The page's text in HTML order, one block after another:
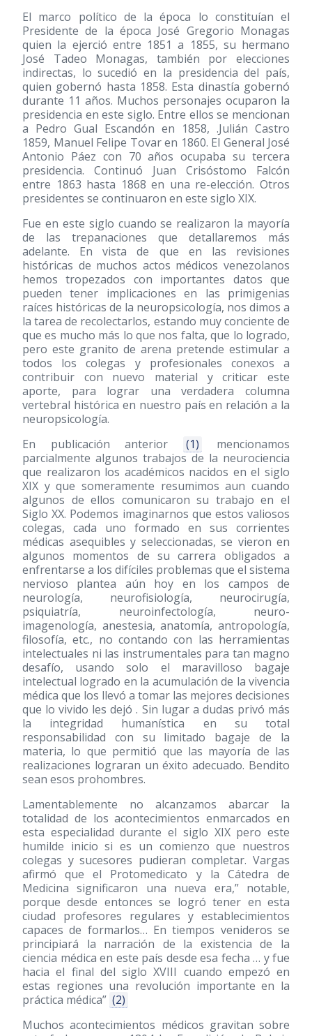
El marco político de la época lo constituían el
Presidente de la época José Gregorio Monagas
quien la ejerció entre 1851 a 1855, su hermano
José Tadeo Monagas, también por elecciones
indirectas, lo sucedió en la presidencia del país,
quien gobernó hasta 1858. Esta dinastía gobernó
durante 11 años. Muchos personajes ocuparon la
presidencia en este siglo. Entre ellos se mencionan
a Pedro Gual Escandón en 1858, .Julián Castro
1859, Manuel Felipe Tovar en 1860. El General José
Antonio Páez con 70 años ocupaba su tercera
presidencia. Continuó Juan Crisóstomo Falcón
entre 1863 hasta 1868 en una re-elección. Otros
presidentes se continuaron en este siglo XIX.
Fue en este siglo cuando se realizaron la mayoría
de las trepanaciones que detallaremos más
adelante. En vista de que en las revisiones
históricas de muchos actos médicos venezolanos
hemos tropezados con importantes datos que
pueden tener implicaciones en las primigenias
raíces históricas de la neuropsicología, nos dimos a
la tarea de recolectarlos, estando muy conciente de
que es mucho más lo que nos falta, que lo logrado,
pero este granito de arena pretende estimular a
todos los colegas y profesionales conexos a
contribuir con nuevo material y criticar este
aporte, para lograr una verdadera columna
vertebral histórica en nuestro país en relación a la
neuropsicología.
En publicación anterior
(1)
mencionamos
parcialmente algunos trabajos de la neurociencia
que realizaron los académicos nacidos en el siglo
XIX y que someramente resumimos aun cuando
algunos de ellos comunicaron su trabajo en el
Siglo XX. Podemos imaginarnos que estos valiosos
colegas, cada uno formado en sus corrientes
médicas asequibles y seleccionadas, se vieron en
algunos momentos de su carrera obligados a
enfrentarse a los difíciles problemas que el sistema
nervioso plantea aún hoy en los campos de
neurología, neurofisiología, neurocirugía,
psiquiatría, neuroinfectología, neuro-
imagenología, anestesia, anatomía, antropología,
filosofía, etc., no contando con las herramientas
intelectuales ni las instrumentales para tan magno
desafío, usando solo el maravilloso bagaje
intelectual logrado en la acumulación de la vivencia
médica que los llevó a tomar las mejores decisiones
que lo vivido les dejó . Sin lugar a dudas privó más
la integridad humanística en su total
responsabilidad con su limitado bagaje de la
materia, lo que permitió que las mayoría de las
realizaciones lograran un éxito adecuado. Bendito
sean esos prohombres.
Lamentablemente no alcanzamos abarcar la
totalidad de los acontecimientos enmarcados en
esta especialidad durante el siglo XIX pero este
humilde inicio si es un comienzo que nuestros
colegas y sucesores pudieran completar. Vargas
afirmó que el Protomedicato y la Cátedra de
Medicina significaron una nueva era,” notable,
porque desde entonces se logró tener en esta
ciudad profesores regulares y establecimientos
capaces de formarlos… En tiempos venideros se
principiará la narración de la existencia de la
ciencia médica en este país desde esa fecha … y fue
hacia el final del siglo XVIII cuando empezó en
estas regiones una revolución importante en la
práctica médica” (2)
Muchos acontecimientos médicos gravitan sobre